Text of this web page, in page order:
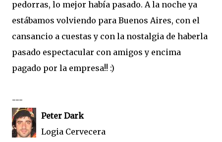
pedorras, lo mejor había pasado. A la noche ya
estábamos volviendo para Buenos Aires, con el
cansancio a cuestas y con la nostalgia de haberla
pasado espectacular con amigos y encima
pagado por la empresa!! :)
---
Peter Dark
Logia Cervecera